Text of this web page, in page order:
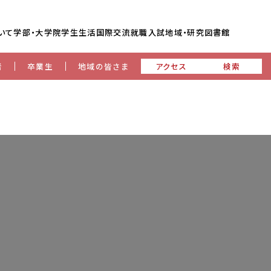
て学部・大学院学生生活国際交流就職入試地域・研究図書館
卒業生 地域の皆さま アクセス 検索